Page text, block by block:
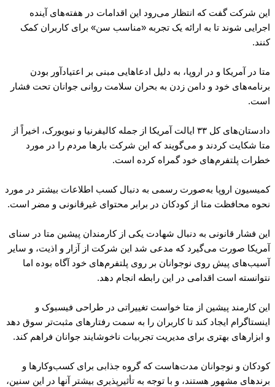
این شرکت گفت که انتظار می‌رود این اقدامات در هفته‌های آینده
اجرایی شوند تا به ارائه یک تجربه «مناسب سن» برای کاربران کمک
کنند.
متا در آمریکا و در اروپا، به دلیل ادعاهایی مبنی بر اعتیادآور بودن
برنامه‌های خود و دامن زدن به بحران سلامت روانی جوانان تحت فشار
است.
دادستان‌های کل ۳۳ ایالت آمریکا از جمله کالیفرنیا و نیویورک، اخیراً از
متا شکایت کردند و می‌گویند که این شرکت بارها مردم را در مورد
خطرات پلتفرم‌های خود گمراه کرده است.
کمیسیون اروپا به‌صورت رسمی به دنبال کسب اطلاعات بیشتر در مورد
نحوه محافظت متا از کودکان در برابر محتوای غیرقانونی و مضر است.
این فشار قانونی به دنبال شهادت یکی از کارمندان پیشین متا در سنای
آمریکا صورت می‌گیرد که مدعی شد این شرکت از آزار و اذیت، و سایر
آسیب‌های پیش روی نوجوانان بر روی پلتفرم‌های خود آگاه بوده اما
نتوانسته است اقدامی در این رابطه انجام دهد.
این کارمند پیشین از متا خواست تغییراتی در طراحی فیسبوک و
اینستاگرام ایجاد کند تا کاربران را به سمت رفتارهای مثبت‌تر سوق دهد
و ابزارهای بهتری برای مدیریت تجربیات ناخوشایند جوانان فراهم کند.
کودکان و نوجوانان مدت‌هاست که گروه جذابی برای کسب‌وکارها و
برندهای مشهور هستند، ‌و با توجه به تأثیرپذیری بیشتر آنها در این سنین،